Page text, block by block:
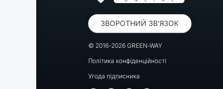
ЗВОРОТНИЙ ЗВ'ЯЗОК
© 2016-2026 GREEN-WAY
Політика конфіденційності
Угода підписника